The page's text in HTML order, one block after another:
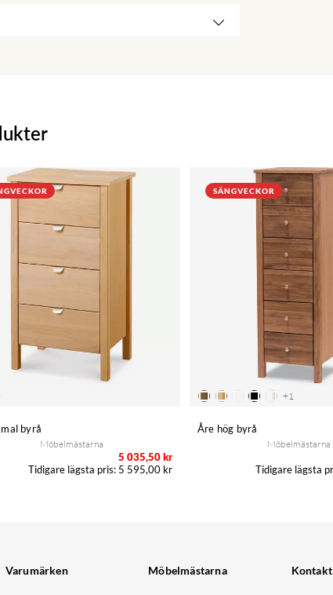
byrå
Möbelmästarna
5 035,50 kr
5 595,00 kr
SÄNGVECKOR
+1
Åre hög byrå
Möbelmästarna
Varumärken Möbelmästarna Kontakt